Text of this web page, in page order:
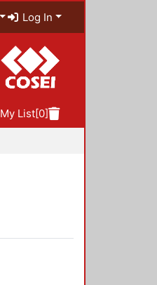
Log In
My List[0]